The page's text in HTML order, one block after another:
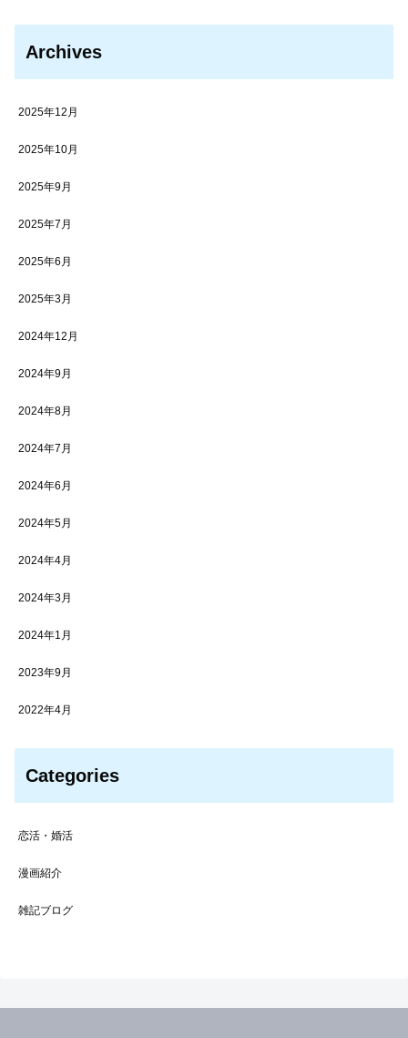
Archives
2025年12月
2025年10月
2025年9月
2025年7月
2025年6月
2025年3月
2024年12月
2024年9月
2024年8月
2024年7月
2024年6月
2024年5月
2024年4月
2024年3月
2024年1月
2023年9月
2022年4月
Categories
恋活・婚活
漫画紹介
雑記ブログ